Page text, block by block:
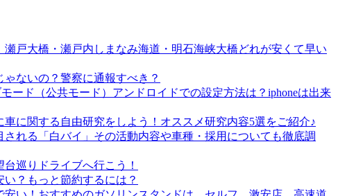
瀬戸大橋・瀬戸内しまなみ海道・明石海峡大橋どれが安くて早い
ないの？警察に通報すべき？
ード（公共モード）アンドロイドでの設定方法は？iphoneは出来
車に関する自由研究をしよう！オススメ研究内容5選をご紹介♪
される「白バイ」その活動内容や車種・採用についても徹底調
巡りドライブへ行こう！
？もっと節約するには？